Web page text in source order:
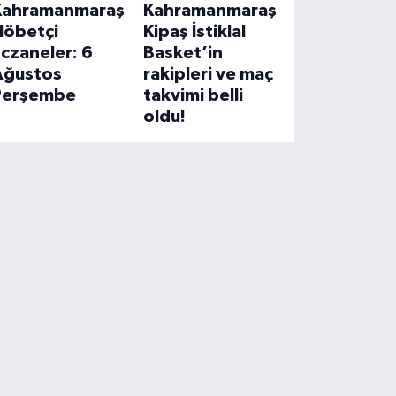
6
Kahramanmaraş
Kipaş İstiklal
Basket’in
rakipleri ve maç
takvimi belli
oldu!